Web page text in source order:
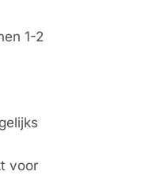
1-2
voor